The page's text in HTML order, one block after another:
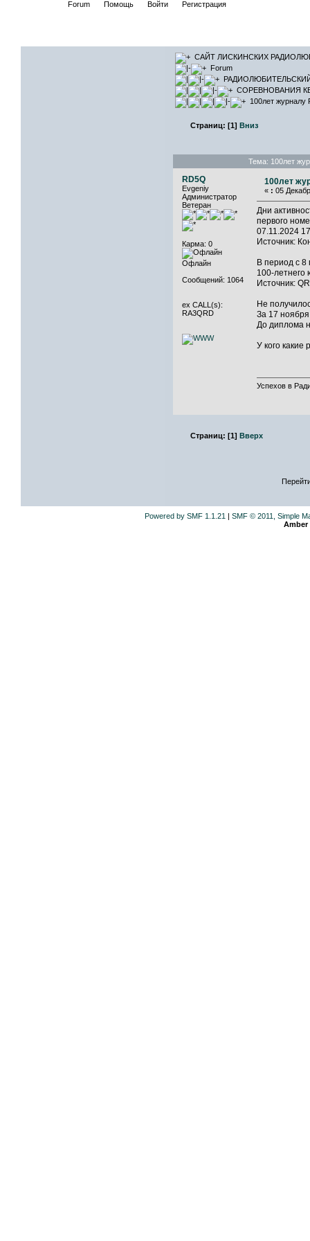
Forum Помощь Войти Регистрация
САЙТ ЛИСКИНСКИХ
Forum
СОРЕВНОВАНИЯ
100лет
Страниц: [1] Вниз
Тема: 100лет
RD5Q
Evgeniy
Администратор
Ветеран
Карма: 0
Офлайн
Сообщений: 1064
ex CALL(s):
RA3QRD
100лет
« : 05
Дни
первого
07.11.2024
Источник:
В период с 8
100-летнего
Источник:
Не
За 17 ноября
До диплома
У кого какие
Успехов в
Страниц: [1] Вверх
Powered by SMF 1.1.21 | SMF © 2011, Simple
Amber